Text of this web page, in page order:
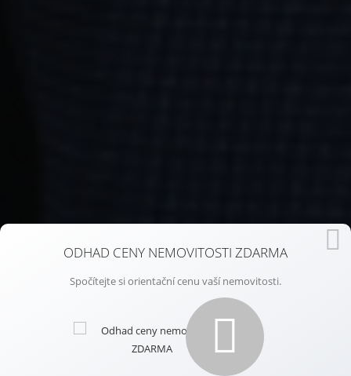
ODHAD CENY NEMOVITOSTI ZDARMA
Spočítejte si orientační cenu vaší nemovitosti.